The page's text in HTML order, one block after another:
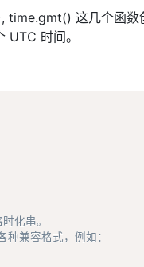
这几个函数
UTC 时间。
化串。
兼容格式，例如：